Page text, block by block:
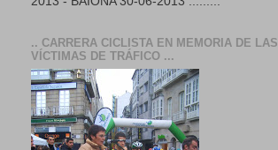
.. CARRERA CICLISTA EN MEMORIA DE LAS
VÍCTIMAS DE TRÁFICO ...